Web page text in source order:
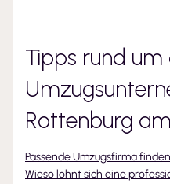
Tipps rund
Rottenburg
Passende Umzugsfirma finden
Wieso lohnt sich eine